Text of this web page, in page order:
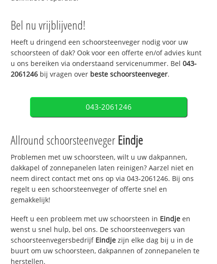
Bel nu vrijblijvend!
Heeft u dringend een schoorsteenveger nodig voor uw
schoorsteen of dak? Ook voor een offerte en/of advies kunt
u ons bereiken via onderstaand servicenummer. Bel043-
2061246 bij vragen over beste schoorsteenveger.
043-2061246
Allround schoorsteenveger Eindje
Problemen met uw schoorsteen, wilt u uw dakpannen,
dakkapel of zonnepanelen laten reinigen? Aarzel niet en
neem direct contact met ons op via 043-2061246. Bij ons
regelt u een schoorsteenveger of offerte snel en
gemakkelijk!
Heeft u een probleem met uw schoorsteen in Eindje en
wenst u snel hulp, bel ons. De schoorsteenvegers van
schoorsteenvegersbedrijf Eindje zijn elke dag bij u in de
buurt om uw schoorsteen, dakpannen of zonnepanelen te
herstellen.